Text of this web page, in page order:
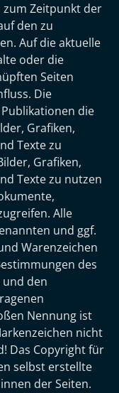
Zeitpunkt der
den zu
Auf die aktuelle
oder die
Seiten
Die
die
Grafiken,
Texte zu
Grafiken,
Texte zu nutzen
Alle
und ggf.
Warenzeichen
des
den
Nennung ist
nicht
Das Copyright für
selbst erstellte
der Seiten.